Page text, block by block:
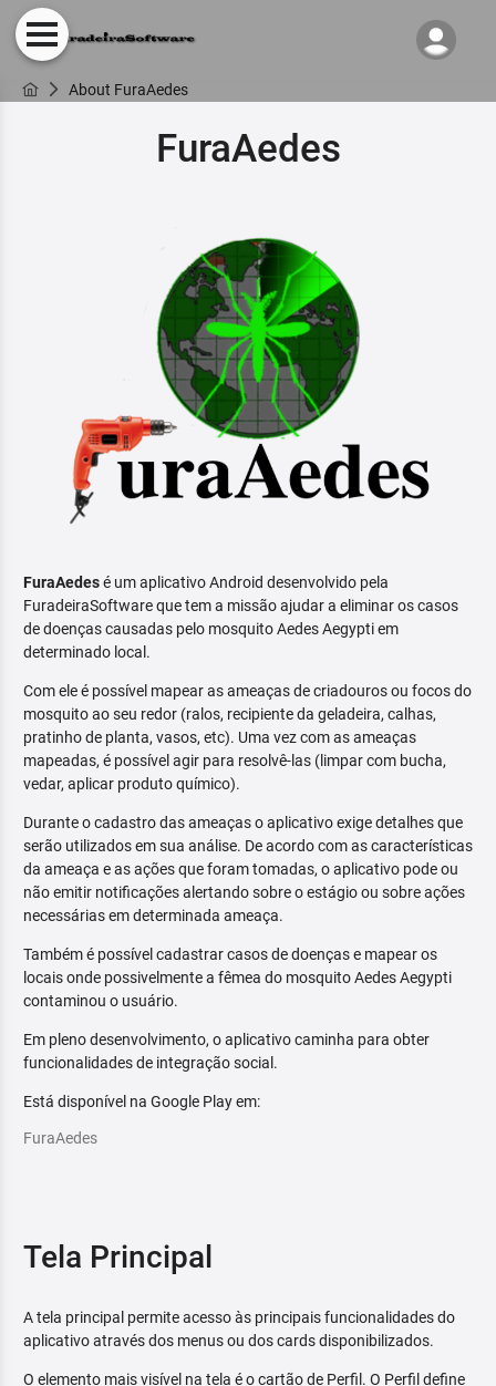
About FuraAedes
FuraAedes
FuraAedesé um aplicativo Android desenvolvido pela
FuradeiraSoftware que tem a missão ajudar a eliminar os casos
de doenças causadas pelo mosquito Aedes Aegypti em
determinado local.
Com ele é possível mapear as ameaças de criadouros ou focos do
mosquito ao seu redor (ralos, recipiente da geladeira, calhas,
pratinho de planta, vasos, etc). Uma vez com as ameaças
mapeadas, é possível agir para resolvê-las (limpar com bucha,
vedar, aplicar produto químico).
Durante o cadastro das ameaças o aplicativo exige detalhes que
serão utilizados em sua análise. De acordo com as características
da ameaça e as ações que foram tomadas, o aplicativo pode ou
não emitir notificações alertando sobre o estágio ou sobre ações
necessárias em determinada ameaça.
Também é possível cadastrar casos de doenças e mapear os
locais onde possivelmente a fêmea do mosquito Aedes Aegypti
contaminou o usuário.
Em pleno desenvolvimento, o aplicativo caminha para obter
funcionalidades de integração social.
Está disponível na Google Play em:
FuraAedes
Tela Principal
A tela principal permite acesso às principais funcionalidades do
aplicativo através dos menus ou dos cards disponibilizados.
O elemento mais visível na tela é o cartão de Perfil. O Perfil define